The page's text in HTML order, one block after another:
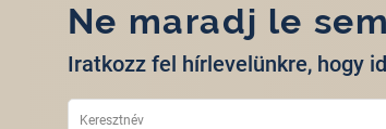
Ne maradj le
Iratkozz fel hírlevelünkre, hogy